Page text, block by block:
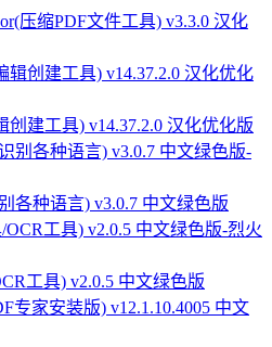
压缩PDF文件工具) v3.3.0 汉化
创建工具) v14.37.2.0 汉化优化版
各种语言) v3.0.7 中文绿色版
工具) v2.0.5 中文绿色版